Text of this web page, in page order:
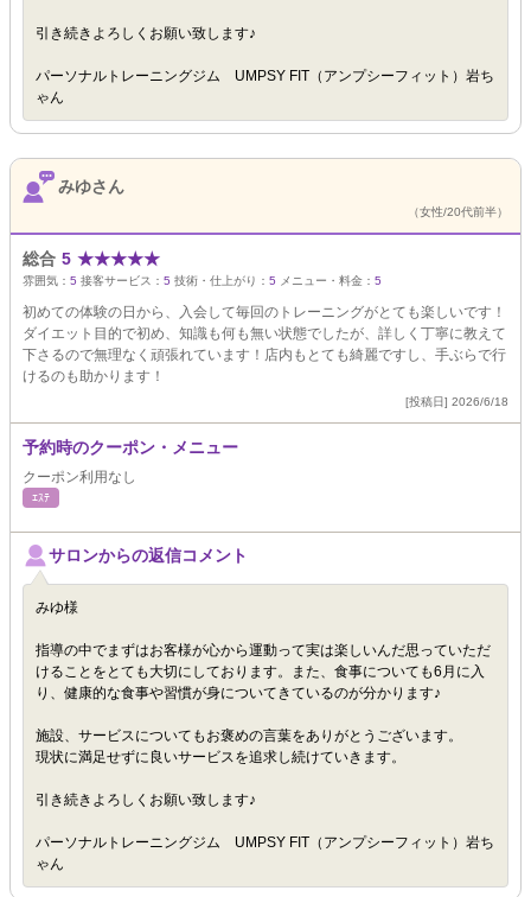
引き続きよろしくお願い致します♪
パーソナルトレーニングジム UMPSY FIT（アンプシーフィット）岩ち
ゃん
みゆさん
（女性/20代前半）
総合 5 ★★★★★
雰囲気： 5 接客サービス： 5 技術・仕上がり： 5 メニュー・料金： 5
初めての体験の日から、入会して毎回のトレーニングがとても楽しいです！
ダイエット目的で初め、知識も何も無い状態でしたが、詳しく丁寧に教えて
下さるので無理なく頑張れています！店内もとても綺麗ですし、手ぶらで行
けるのも助かります！
[投稿日] 2026/6/18
予約時のクーポン・メニュー
クーポン利用なし
ｴｽﾃ
サロンからの返信コメント
みゆ様
指導の中でまずはお客様が心から運動って実は楽しいんだ思っていただ
けることをとても大切にしております。また、食事についても6月に入
り、健康的な食事や習慣が身についてきているのが分かります♪
施設、サービスについてもお褒めの言葉をありがとうございます。
現状に満足せずに良いサービスを追求し続けていきます。
引き続きよろしくお願い致します♪
パーソナルトレーニングジム UMPSY FIT（アンプシーフィット）岩ち
ゃん